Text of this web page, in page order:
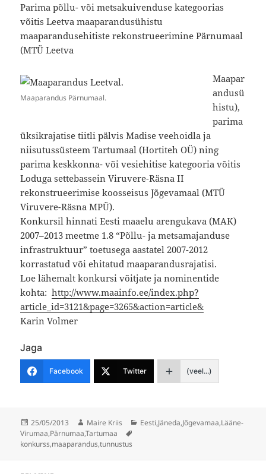
Parima põllu- või metsakuivenduse kategoorias
võitis Leetva maaparandusühistu
maaparandusehitiste rekonstrueerimine Pärnumaal
(MTÜ Leetva
Maaparandus Pärnumaal.
Maapar
andusü
histu),
parima
üksikrajatise tiitli pälvis Madise veehoidla ja
niisutussüsteem Tartumaal (Hortiteh OÜ) ning
parima keskkonna- või vesiehitise kategooria võitis
Loduga settebassein Viruvere-Räsna II
rekonstrueerimise koosseisus Jõgevamaal (MTÜ
Viruvere-Räsna MPÜ).
Konkursil hinnati Eesti maaelu arengukava (MAK)
2007–2013 meetme 1.8 “Põllu- ja metsamajanduse
infrastruktuur” toetusega aastatel 2007-2012
korrastatud või ehitatud maaparandusrajatisi.
Loe lähemalt konkursi võitjate ja nominentide
kohta:http://www.maainfo.ee/index.php?
article_id=3121&page=3265&action=article&
Karin Volmer
Jaga
Facebook Twitter (veel...)
Postitatud
25/05/2013 Autor
Maire Kriis Rubriigid
Eesti,Jäneda,Jõgevamaa,Lääne-
Virumaa,Pärnumaa,Tartumaa
konkurss,maaparandus,tunnustus